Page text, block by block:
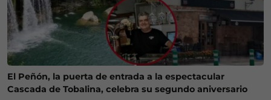
El Peñón, la puerta de entrada a la espectacular
Cascada de Tobalina, celebra su segundo aniversario